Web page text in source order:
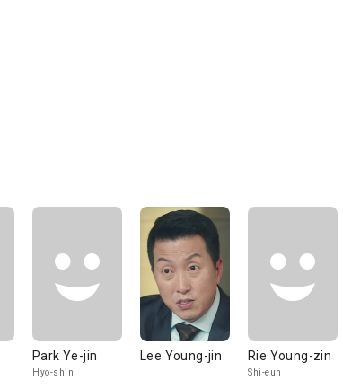
Park Ye-jin
Hyo-shin
Lee Young-jin Rie Young-zin
Shi-eun